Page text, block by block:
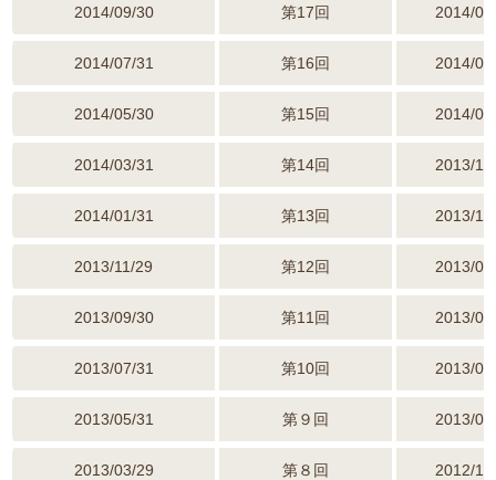
2014/09/30 第17回 2014/
2014/07/31 第16回 2014/
2014/05/30 第15回 2014/
2014/03/31 第14回 2013/
2014/01/31 第13回 2013/
2013/11/29 第12回 2013/
2013/09/30 第11回 2013/
2013/07/31 第10回 2013/
2013/05/31 第９回 2013/
2013/03/29 第８回 2012/